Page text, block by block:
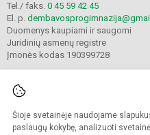
Šioje svetainėje naudojame
paslaugų kokybę, analizuoti
Tel./ faks. 0 45 59 42 45
El. p.
Duomenys kaupiami ir saugomi
Juridinių asmenų registre
Įmonės kodas 190399728
© 2021. Panevėžio r. Dembavos
Kopijuoti turinį be raštiško